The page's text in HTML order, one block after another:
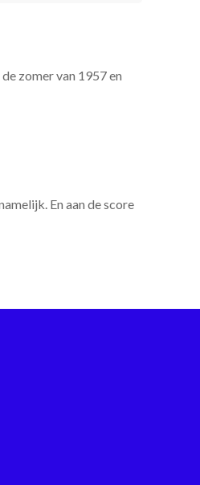
zomer van 1957 en
En aan de score